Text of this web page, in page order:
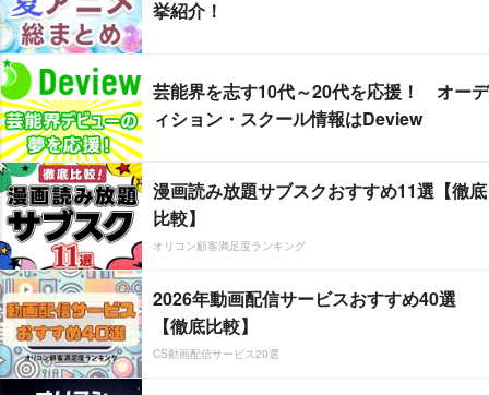
挙紹介！
芸能界を志す10代～20代を応援！ オーデ
ィション・スクール情報はDeview
漫画読み放題サブスクおすすめ11選【徹底
比較】
オリコン顧客満足度ランキング
2026年動画配信サービスおすすめ40選
【徹底比較】
CS動画配信サービス20選